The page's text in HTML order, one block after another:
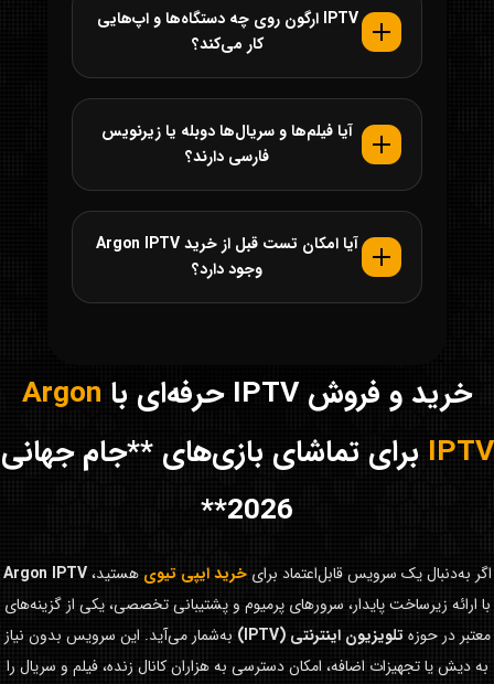
IPTV ارگون روی چه دستگاه‌ها و اپ‌هایی
کار می‌کند؟
آیا فیلم‌ها و سریال‌ها دوبله یا زیرنویس
فارسی دارند؟
آیا امکان تست قبل از خرید Argon IPTV
وجود دارد؟
خرید و فروش IPTV حرفه‌ای با
Argon
IPTV برای تماشای بازی‌های **جام جهانی
2026**
اگر به‌دنبال یک سرویس قابل‌اعتماد برایخرید ایپی تیوی هستید،Argon IPTV
با ارائه زیرساخت پایدار، سرورهای پرمیوم و پشتیبانی تخصصی، یکی از گزینه‌های
معتبر در حوزه تلویزیون اینترنتی (IPTV)
به‌شمار می‌آید. این سرویس بدون نیاز
به دیش یا تجهیزات اضافه، امکان دسترسی به هزاران کانال زنده، فیلم و سریال را